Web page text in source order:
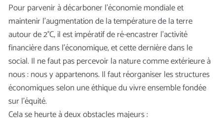
Pour parvenir à décarboner l’économie mondiale et
maintenir l’augmentation de la température de la terre
autour de 2°C, il est impératif de ré-encastrer l’activité
financière dans l’économique, et cette dernière dans le
social. Il ne faut pas percevoir la nature comme extérieure à
nous : nous y appartenons. Il faut réorganiser les structures
économiques selon une éthique du vivre ensemble fondée
sur l’équité.
Cela se heurte à deux obstacles majeurs :